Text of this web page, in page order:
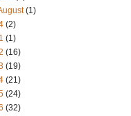
(1)
(2)
(1)
(16)
(19)
(21)
(24)
(32)